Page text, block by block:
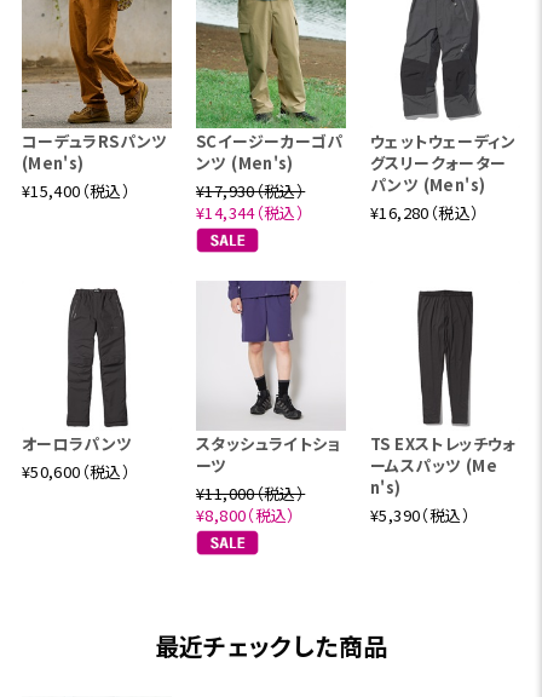
コーデュラRSパンツ
(Men's)
¥15,400（税込）
SCイージーカーゴパ
ンツ (Men's)
¥17,930（税込）
¥14,344（税込）
ウェットウェーディン
グスリークォーター
パンツ (Men's)
¥16,280（税込）
オーロラパンツ
¥50,600（税込）
スタッシュライトショ
ーツ
¥11,000（税込）
¥8,800（税込）
TS EXストレッチウォ
ームスパッツ (Me
n's)
¥5,390（税込）
最近チェックした商品